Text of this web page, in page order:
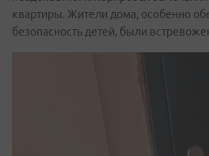
квартиры. Жители дома, особенно
безопасность детей, были